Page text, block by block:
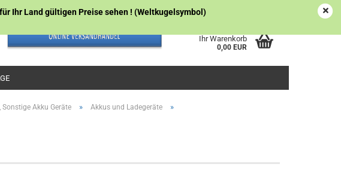
Österreich Kundenlogin
Ihr Warenkorb
0,00 EUR
Ihr Land gültigen Preise sehen ! (Weltkugelsymbol)
Sonstige Akku Geräte » Akkus und Ladegeräte »